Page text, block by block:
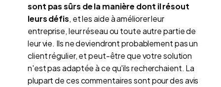
sont pas sûrs de la manière dont il résout
leurs défis, et les aide à améliorer leur
entreprise, leur réseau ou toute autre partie de
leur vie. Ils ne deviendront probablement pas un
client régulier, et peut-être que votre solution
n'est pas adaptée à ce qu'ils recherchaient. La
plupart de ces commentaires sont pour des avis